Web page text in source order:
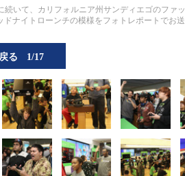
いて、カリフォルニア州サンディエゴのファ
ナイトローンチの模様をフォトレポートでお送
る 1/17